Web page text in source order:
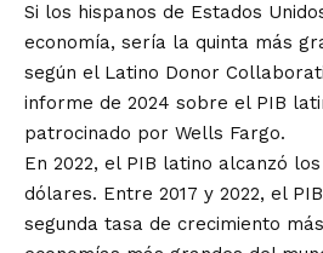
Si los hispanos de Estados
economía, sería la quinta más
según el Latino Donor
informe de 2024 sobre el PIB
patrocinado por Wells Fargo.
En 2022, el PIB latino alcanzó
dólares. Entre 2017 y 2022, el
segunda tasa de crecimiento